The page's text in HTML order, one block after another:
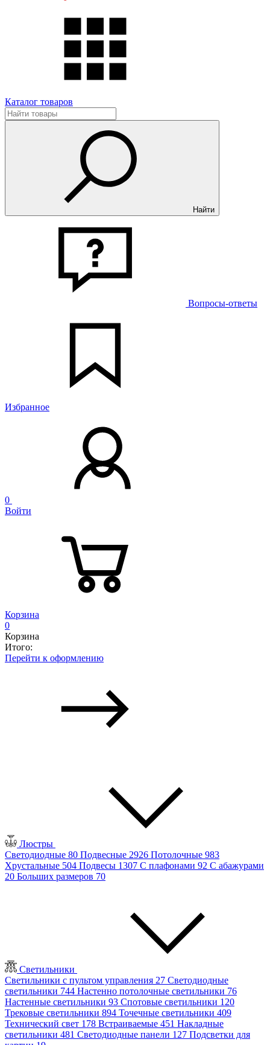
Каталог товаров
Найти
Вопросы-ответы
Избранное
0
Войти
Корзина
0
Корзина
Итого:
Перейти к оформлению
Люстры
Светодиодные 80 Подвесные 2926 Потолочные 983
Хрустальные 504 Подвесы 1307 С плафонами 92 С абажурами
20 Больших размеров 70
Светильники
Светильники с пультом управления 27 Светодиодные
светильники 744 Настенно потолочные светильники 76
Настенные светильники 93 Спотовые светильники 120
Трековые светильники 894 Точечные светильники 409
Технический свет 178 Встраиваемые 451 Накладные
светильники 481 Светодиодные панели 127 Подсветки для